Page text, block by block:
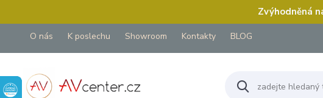
Zvýhodněná
O nás K poslechu Showroom Kontakty BLOG